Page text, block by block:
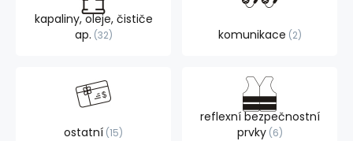
kapaliny, oleje, čističe
ap. 32 komunikace 2
ostatní 15
reflexní bezpečnostní
prvky 6